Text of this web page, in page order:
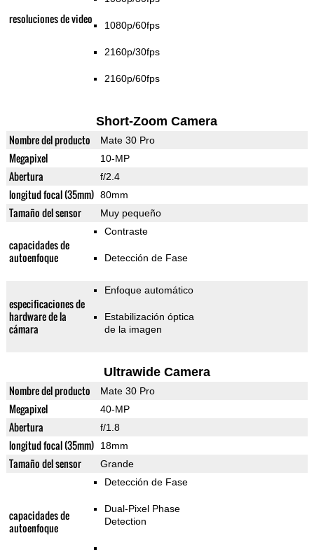
resoluciones de video 1080p/60fps
2160p/30fps
2160p/60fps
Short-Zoom Camera
Nombre del producto Mate 30 Pro
Megapixel 10-MP
Abertura f/2.4
longitud focal (35mm) 80mm
Tamaño del sensor Muy pequeño
capacidades de
autoenfoque
Contraste
Detección de Fase
especificaciones de
hardware de la
cámara
Enfoque automático
Estabilización óptica
de la imagen
Ultrawide Camera
Nombre del producto Mate 30 Pro
Megapixel 40-MP
Abertura f/1.8
longitud focal (35mm) 18mm
Tamaño del sensor Grande
capacidades de
autoenfoque
Detección de Fase
Dual-Pixel Phase
Detection